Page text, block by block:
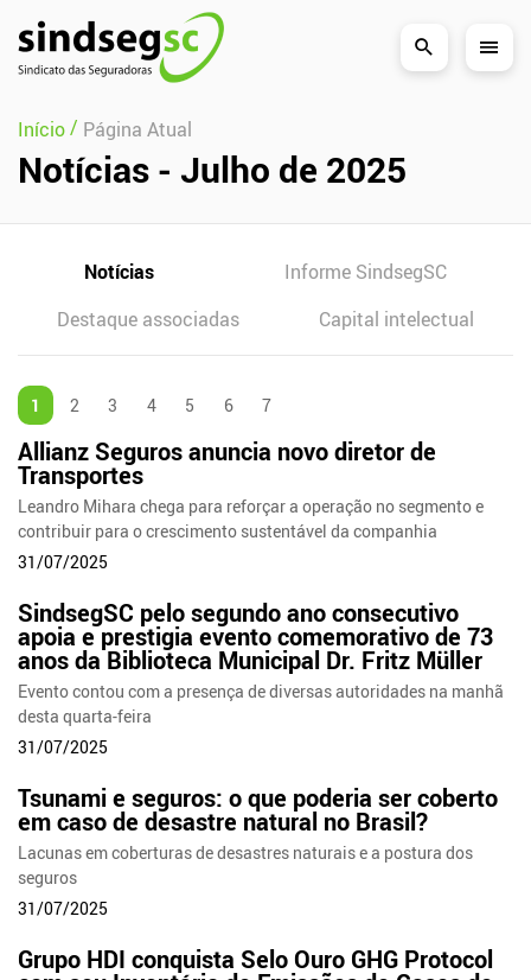
Pular Navegação (s)
Início/ Página Atual
Notícias - Julho de 2025
Notícias
Informe SindsegSC
Destaque associadas
Capital intelectual
1 2 3 4 5 6 7
Allianz Seguros anuncia novo diretor de
Transportes
Leandro Mihara chega para reforçar a operação no segmento e
contribuir para o crescimento sustentável da companhia
31/07/2025
SindsegSC pelo segundo ano consecutivo
apoia e prestigia evento comemorativo de 73
anos da Biblioteca Municipal Dr. Fritz Müller
Evento contou com a presença de diversas autoridades na manhã
desta quarta-feira
31/07/2025
Tsunami e seguros: o que poderia ser coberto
em caso de desastre natural no Brasil?
Lacunas em coberturas de desastres naturais e a postura dos
seguros
31/07/2025
Grupo HDI conquista Selo Ouro GHG Protocol